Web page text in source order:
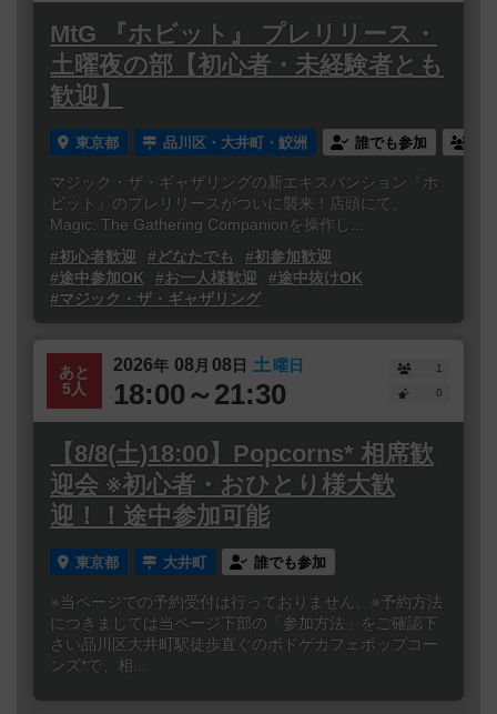
MtG 『ホビット』 プレリリース・
土曜夜の部【初心者・未経験者とも
歓迎】
東京都 品川区・大井町・鮫洲 誰でも参加
マジック・ザ・ギャザリングの新エキスパンション『ホ
ビット』のプレリリースがついに襲来！店頭にて、
Magic: The Gathering Companionを操作し...
#初心者歓迎
#どなたでも
#初参加歓迎
#途中参加OK
#お一人様歓迎
#途中抜けOK
#マジック・ザ・ギャザリング
あと
5人
2026年 08 月 08日 土曜日
18:00～21:30
1
0
【8/8(土)18:00】Popcorns* 相席歓
迎会 ※初心者・おひとり様大歓
迎！！途中参加可能
東京都 大井町 誰でも参加
※当ページでの予約受付は行っておりません。※予約方法
につきましては当ページ下部の「参加方法」をご確認下
さい品川区大井町駅徒歩直ぐのボドゲカフェポップコー
ンズ*で、相...